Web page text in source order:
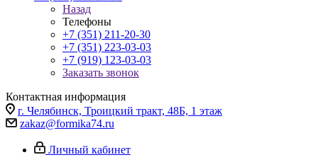
Назад
Телефоны
+7 (351) 211-20-30
+7 (351) 223-03-03
+7 (919) 123-03-03
Заказать звонок
Контактная информация
г. Челябинск, Троицкий тракт, 48Б, 1 этаж
zakaz@formika74.ru
Личный кабинет